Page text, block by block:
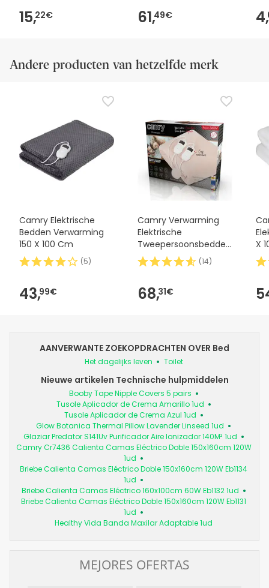
15,22€ 61,49€ 4,
Andere producten van hetzelfde merk
Camry Elektrische
Bedden Verwarming
150 X 100 Cm
(5)
43,99€
Camry Verwarming
Elektrische
Tweepersoonsbedden
150 X 160 Cm
(14)
68,31€
X
AANVERWANTE ZOEKOPDRACHTEN OVER Bed
Het dagelijks leven Toilet
Nieuwe artikelen Technische hulpmiddelen
Booby Tape Nipple Covers 5 pairs
Tusole Aplicador de Crema Amarillo 1ud
Tusole Aplicador de Crema Azul 1ud
Glow Botanica Thermal Pillow Lavender Linseed 1ud
Glaziar Predator S141Uv Purificador Aire Ionizador 140M² 1ud
Camry Cr7436 Calienta Camas Eléctrico Doble 150x160cm 120W
1ud
Briebe Calienta Camas Eléctrico Doble 150x160cm 120W Eb1134
1ud
Briebe Calienta Camas Eléctrico 160x100cm 60W Eb1132 1ud
Briebe Calienta Camas Eléctrico Doble 150x160cm 120W Eb1131
1ud
Healthy Vida Banda Maxilar Adaptable 1ud
MEJORES OFERTAS